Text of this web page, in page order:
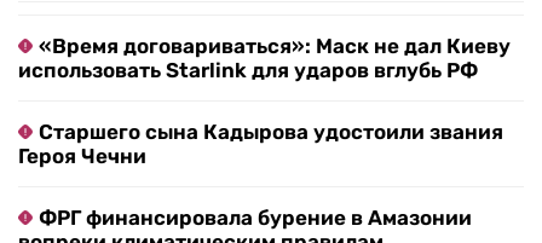
«Время договариваться»: Маск не дал Киеву
использовать Starlink для ударов вглубь РФ
Старшего сына Кадырова удостоили звания
Героя Чечни
ФРГ финансировала бурение в Амазонии